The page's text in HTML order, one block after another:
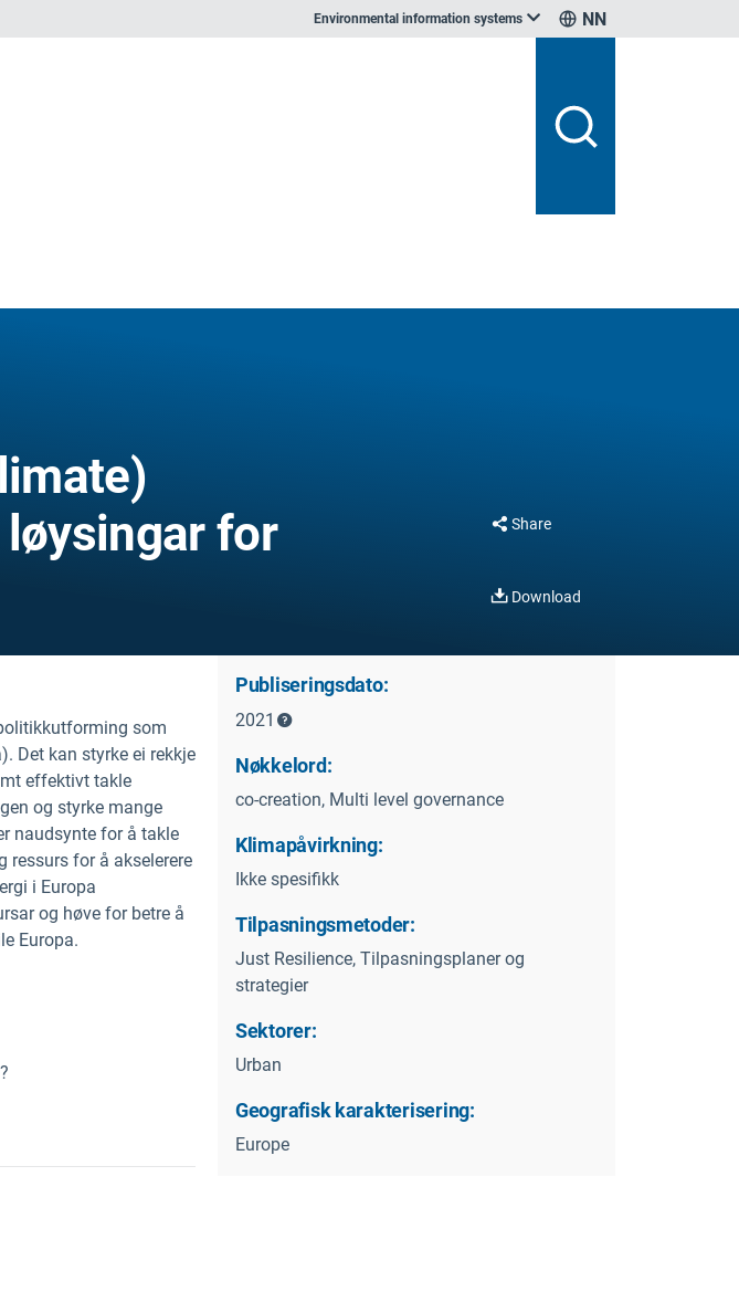
Environmental information systems NN
for
Share
Download
som
Det kan styrke ei rekkje
effektivt takle
og styrke mange
naudsynte for å takle
ressurs for å akselerere
i Europa
og høve for betre å
Europa.
Publiseringsdato:
2021
Nøkkelord:
co-creation, Multi level governance
Klimapåvirkning:
Ikke spesifikk
Tilpasningsmetoder:
Just Resilience, Tilpasningsplaner og
strategier
Sektorer:
Urban
Geografisk karakterisering:
Europe